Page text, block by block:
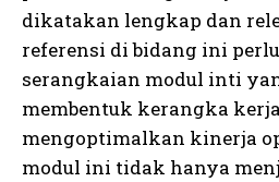
dikatakan lengkap dan
referensi di bidang ini
serangkaian modul inti
membentuk kerangka
mengoptimalkan kinerja
modul ini tidak hanya